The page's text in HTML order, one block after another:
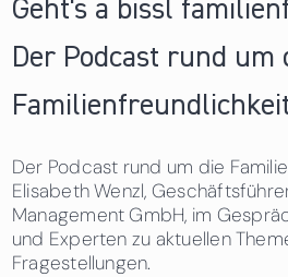
Geht's a bissl
Der Podcast rund um
Der Podcast rund um die
Elisabeth Wenzl,
Management GmbH, im
und Experten zu aktuellen
Fragestellungen.